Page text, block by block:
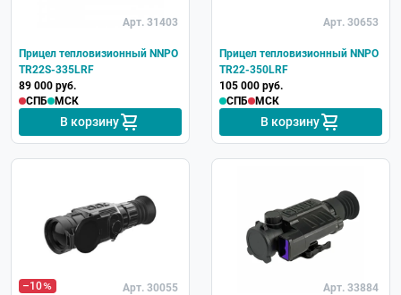
Арт. 31403
Прицел тепловизионный NNPO
TR22S-335LRF
89 000 руб.
СПБ
МСК
В корзину
Арт. 30653
Прицел тепловизионный NNPO
TR22-350LRF
105 000 руб.
СПБ
МСК
В корзину
–10 Арт. 30055 Арт. 33884